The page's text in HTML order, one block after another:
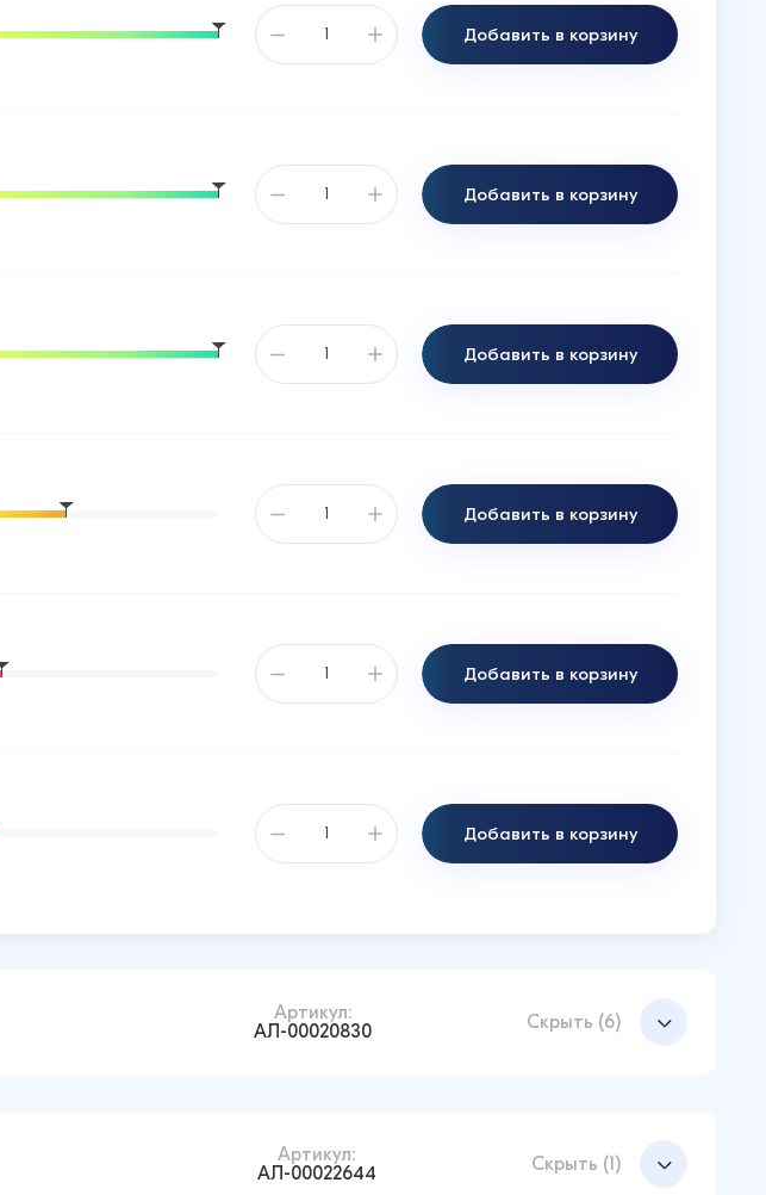
Добавить в корзину
Добавить в корзину
Добавить в корзину
Добавить в корзину
Добавить в корзину
Добавить в корзину
Артикул:
АЛ-00020830
Скрыть (6)
Добавить в корзину
Артикул:
АЛ-00022644
Скрыть (1)